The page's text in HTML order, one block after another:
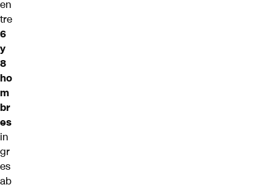
en
tre
6
y
8
ho
m
br
es
in
gr
es
ab